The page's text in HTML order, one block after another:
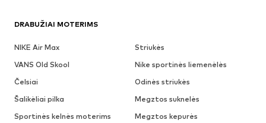
DRABUŽIAI MOTERIMS
NIKE Air Max
Striukės
VANS Old Skool
Nike sportinės liemenėlės
Čelsiai
Odinės striukės
Šalikėliai pilka
Megztos suknelės
Sportinės kelnės moterims
Megztos kepurės